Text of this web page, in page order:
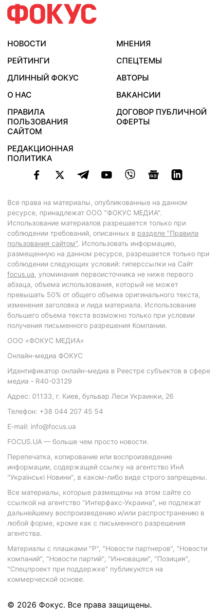
НОВОСТИ
МНЕНИЯ
РЕЙТИНГИ
СПЕЦТЕМЫ
ДЛИННЫЙ ФОКУС
АВТОРЫ
О НАС
ВАКАНСИИ
ПРАВИЛА
ПОЛЬЗОВАНИЯ
САЙТОМ
ДОГОВОР ПУБЛИЧНОЙ
ОФЕРТЫ
РЕДАКЦИОННАЯ
ПОЛИТИКА
Все права на материалы, опубликованные на данном
ресурсе, принадлежат ООО "ФОКУС МЕДИА".
Использование материалов разрешается только при
соблюдении требований, описанных в разделе "Правила
пользования сайтом". Использовать информацию,
размещенную на данном ресурсе, разрешается только при
соблюдении следующих условий: гиперссылки на Сайт
focus.ua, упоминания первоисточника не ниже первого
абзаца, объема использования, который не может
превышать 50% от общего объема оригинального текста,
изменения заголовка и лида материала. Использование
большего объема текста возможно только при условии
получения письменного разрешения Компании.
ООО «ФОКУС МЕДИА»
Онлайн-медиа ФОКУС
Идентификатор онлайн-медиа в Реестре субъектов в сфере
медиа - R40-03129
Адрес: 01133, г. Киев, бульвар Леси Украинки, 26
Телефон: +38 044 207 45 54
E-mail: info@focus.ua
FOCUS.UA — больше чем просто новости.
Перепечатка, копирование или воспроизведение
информации, содержащей ссылку на агентство ИнА
"Українські Новини", в каком-либо виде строго запрещены.
Все материалы, которые размещены на этом сайте со
ссылкой на агентство "Интерфакс-Украина", не подлежат
дальнейшему воспроизведению и/или распространению в
любой форме, кроме как с письменного разрешения
агентства.
Материалы с плашками "Р", "Новости партнеров", "Новости
компаний", "Новости партий", "Инновации", "Позиция",
"Спецпроект при поддержке" публикуются на
коммерческой основе.
© 2026 Фокус. Все права защищены.